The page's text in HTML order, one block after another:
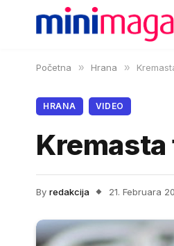
Početna » Hrana »
HRANA VIDEO
By redakcija 21. Februara